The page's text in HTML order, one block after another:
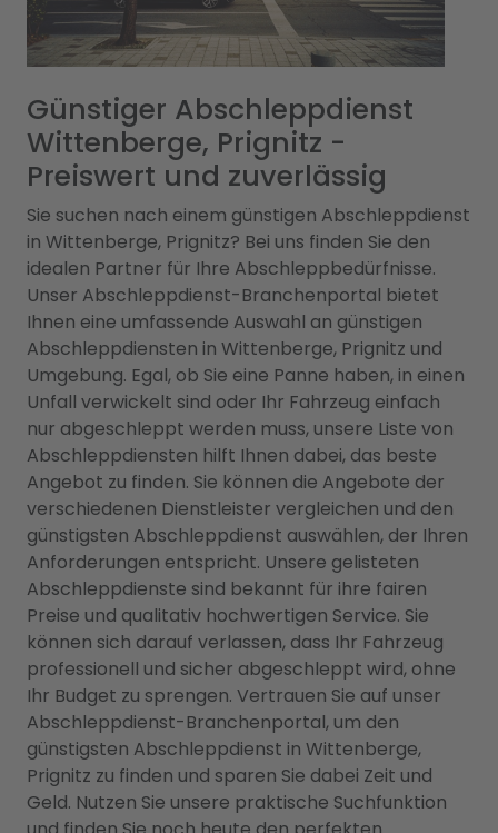
Günstiger Abschleppdienst
Wittenberge, Prignitz -
Preiswert und zuverlässig
Sie suchen nach einem günstigen Abschleppdienst
in Wittenberge, Prignitz? Bei uns finden Sie den
idealen Partner für Ihre Abschleppbedürfnisse.
Unser Abschleppdienst-Branchenportal bietet
Ihnen eine umfassende Auswahl an günstigen
Abschleppdiensten in Wittenberge, Prignitz und
Umgebung. Egal, ob Sie eine Panne haben, in einen
Unfall verwickelt sind oder Ihr Fahrzeug einfach
nur abgeschleppt werden muss, unsere Liste von
Abschleppdiensten hilft Ihnen dabei, das beste
Angebot zu finden. Sie können die Angebote der
verschiedenen Dienstleister vergleichen und den
günstigsten Abschleppdienst auswählen, der Ihren
Anforderungen entspricht. Unsere gelisteten
Abschleppdienste sind bekannt für ihre fairen
Preise und qualitativ hochwertigen Service. Sie
können sich darauf verlassen, dass Ihr Fahrzeug
professionell und sicher abgeschleppt wird, ohne
Ihr Budget zu sprengen. Vertrauen Sie auf unser
Abschleppdienst-Branchenportal, um den
günstigsten Abschleppdienst in Wittenberge,
Prignitz zu finden und sparen Sie dabei Zeit und
Geld. Nutzen Sie unsere praktische Suchfunktion